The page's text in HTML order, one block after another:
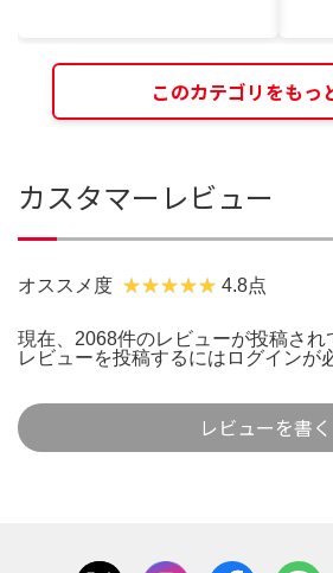
このカテゴリをもっ
カスタマーレビュー
オススメ度 4.8点
現在、2068件のレビューが投稿され
レビューを投稿するには ログインが
レビューを書く